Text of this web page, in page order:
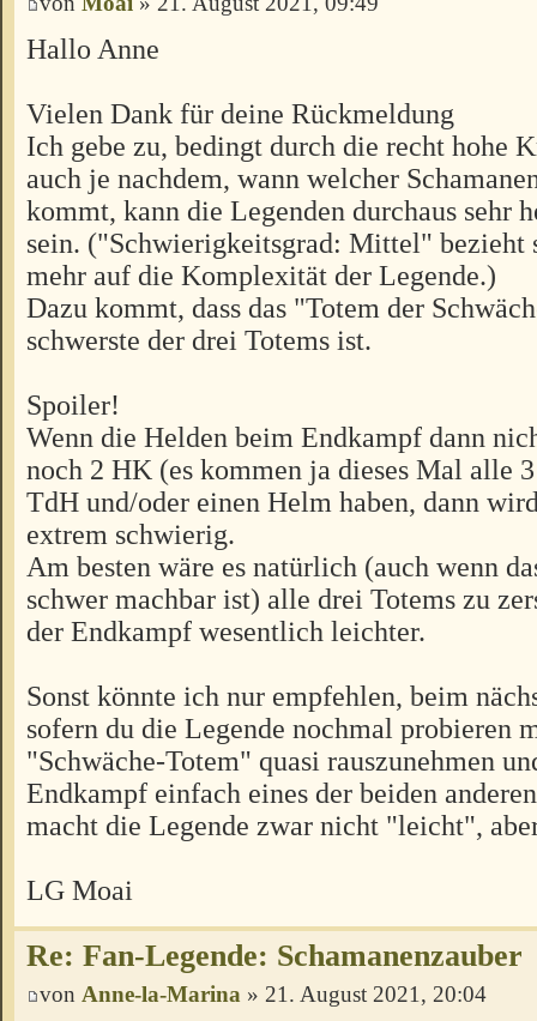
Hallo Anne
Vielen Dank für deine Rückmeldung
Ich gebe zu, bedingt durch die recht hohe
auch je nachdem, wann welcher
kommt, kann die Legenden durchaus sehr
sein. ("Schwierigkeitsgrad: Mittel" bezieht
mehr auf die Komplexität der Legende.)
Dazu kommt, dass das "Totem der
schwerste der drei Totems ist.
Spoiler!
Wenn die Helden beim Endkampf dann
noch 2 HK (es kommen ja dieses Mal alle
TdH und/oder einen Helm haben, dann
extrem schwierig.
Am besten wäre es natürlich (auch wenn
schwer machbar ist) alle drei Totems zu
der Endkampf wesentlich leichter.
Sonst könnte ich nur empfehlen, beim
sofern du die Legende nochmal probieren
"Schwäche-Totem" quasi rauszunehmen
Endkampf einfach eines der beiden
macht die Legende zwar nicht "leicht",
LG Moai
Re: Fan-Legende: Schamanenzauber
von Anne-la-Marina » 21. August 2021, 20:04